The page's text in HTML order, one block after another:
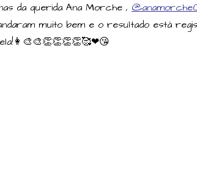
da querida Ana Morche ,
muito bem e o resultado está